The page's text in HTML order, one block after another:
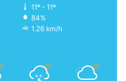
11º - 11º
84%
1.26 km/h